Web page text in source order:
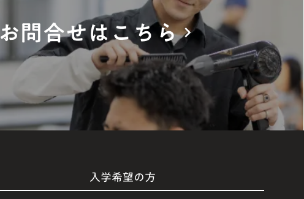
お問合せはこちらkeyboard_arrow_right
入学希望の方